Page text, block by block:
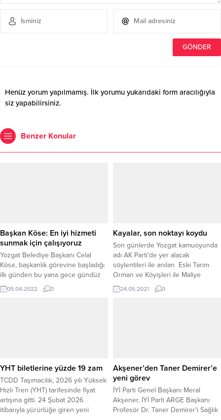
Henüz yorum yapılmamış. İlk yorumu yukarıdaki form aracılığıyla
siz yapabilirsiniz.
Benzer Konular
Başkan Köse: En iyi hizmeti
sunmak için çalışıyoruz
Yozgat Belediye Başkanı Celal
Köse, başkanlık görevine başladığı
ilk günden bu yana gece gündüz
demeden çalıştıklarını belirterek,
Yozgat’a ve vatandaşlara en iyi
05.04.2022 0
Kayalar, son noktayı koydu
Son günlerde Yozgat kamuoyunda
adı AK Parti’de yer alacak
söylentileri ile anılan Eski Tarım
Orman ve Köyişleri ile Maliye
Bakanlığı görevini yürüten
hemşehrimiz Lütfullah Kayalar,
24.05.2021 0
YHT biletlerine yüzde 19 zam
TCDD Taşımacılık, 2026 yılı Yüksek
Hızlı Tren (YHT) tarifesinde fiyat
artışına gitti. 24 Şubat 2026
itibarıyla yürürlüğe giren yeni
Akşener’den Taner Demirer’e
yeni görev
İYİ Parti Genel Başkanı Meral
Akşener, İYİ Parti ARGE Başkanı
Profesör Dr. Taner Demirer'i Sağlık